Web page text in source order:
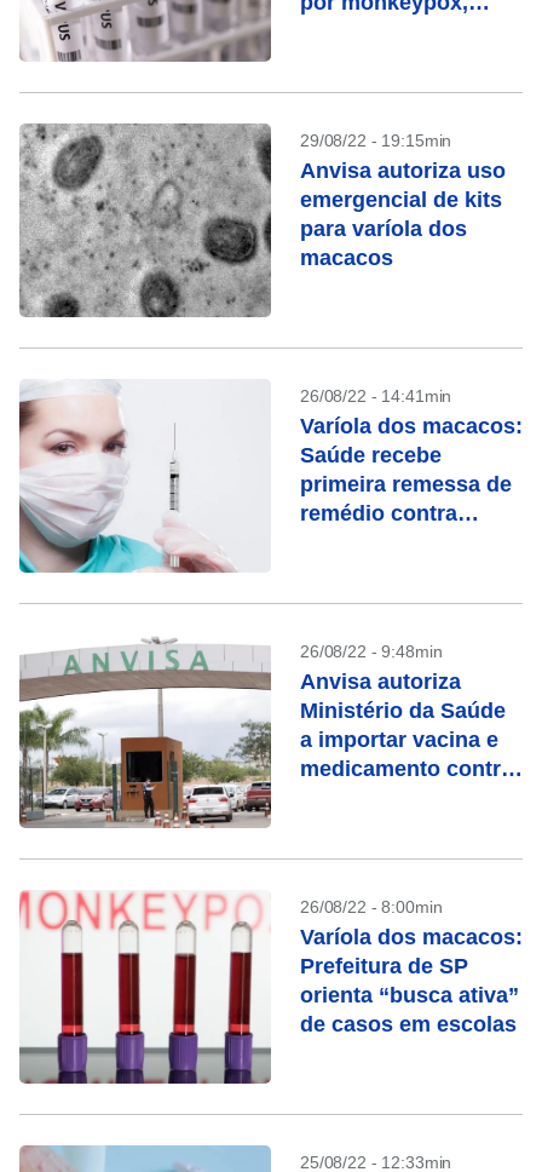
29/08/22 - 19:15min
Anvisa autoriza uso
emergencial de kits
para varíola dos
macacos
26/08/22 - 14:41min
Varíola dos macacos:
Saúde recebe
primeira remessa de
remédio contra
26/08/22 - 9:48min
Anvisa autoriza
Ministério da Saúde
a importar vacina e
medicamento contra
26/08/22 - 8:00min
Varíola dos macacos:
Prefeitura de SP
orienta “busca ativa”
de casos em escolas
25/08/22 - 12:33min